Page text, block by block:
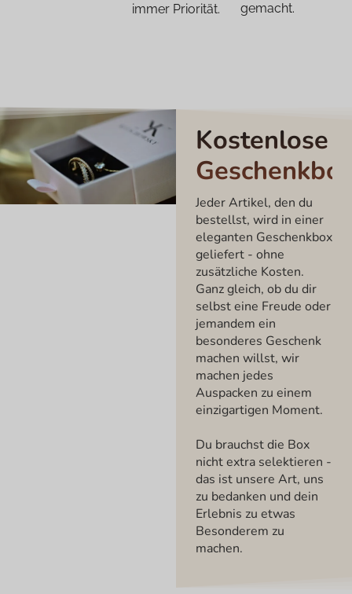
immer Priorität.
gemacht.
Kostenlose
Jeder Artikel, den du
bestellst, wird in einer
eleganten Geschenkbox
geliefert - ohne
zusätzliche Kosten.
Ganz gleich, ob du dir
selbst eine Freude oder
jemandem ein
besonderes Geschenk
machen willst, wir
machen jedes
Auspacken zu einem
einzigartigen Moment.
Du brauchst die Box
nicht extra selektieren -
das ist unsere Art, uns
zu bedanken und dein
Erlebnis zu etwas
Besonderem zu
machen.